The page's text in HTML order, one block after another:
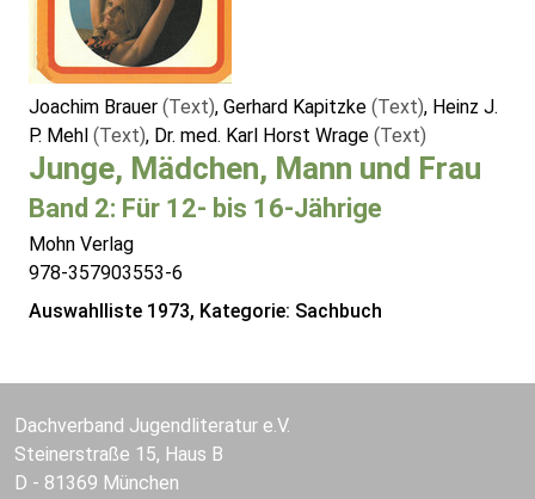
Joachim Brauer (Text), Gerhard Kapitzke (Text), Heinz J.
P. Mehl (Text), Dr. med. Karl Horst Wrage (Text)
Junge, Mädchen, Mann und Frau
Band 2: Für 12- bis 16-Jährige
Mohn Verlag
978-357903553-6
Auswahlliste 1973, Kategorie: Sachbuch
Dachverband Jugendliteratur e.V.
Steinerstraße 15, Haus B
D - 81369 München